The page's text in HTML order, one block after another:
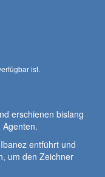
ist.
erschienen bislang
entführt und
um den Zeichner